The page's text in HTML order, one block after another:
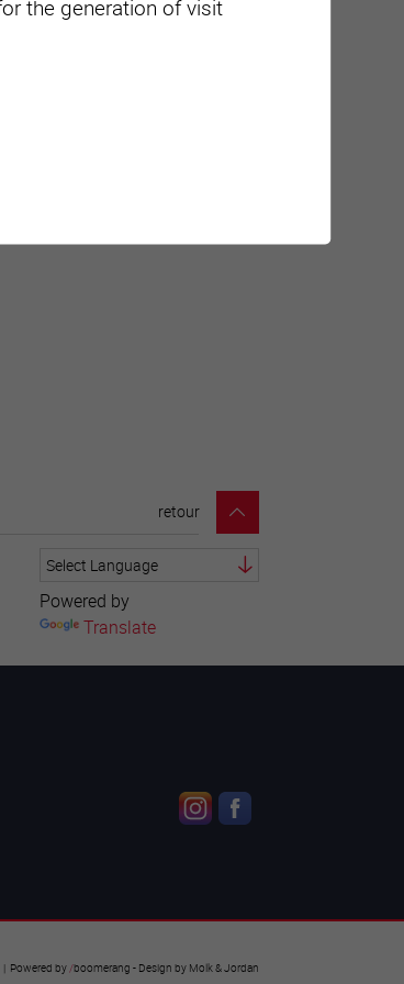
Powered by
Translate
retour
| Powered by /boomerang - Design by Molk & Jordan
the generation of visit